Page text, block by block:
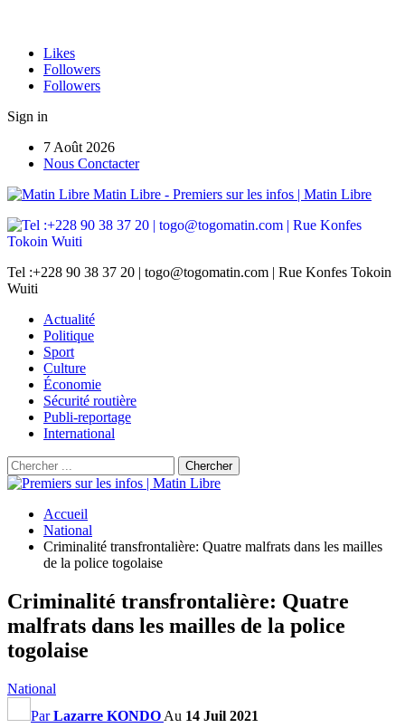
Likes
Followers
Followers
Sign in
7 Août 2026
Nous Conctacter
Matin Libre - Premiers sur les infos | Matin Libre
Tel :+228 90 38 37 20 | togo@togomatin.com | Rue Konfes Tokoin
Wuiti
Actualité
Politique
Sport
Culture
Économie
Sécurité routière
Publi-reportage
International
Accueil
National
Criminalité transfrontalière: Quatre malfrats dans les mailles
de la police togolaise
Criminalité transfrontalière: Quatre
malfrats dans les mailles de la police
togolaise
National
ParLazarre KONDO Au 14 Juil 2021